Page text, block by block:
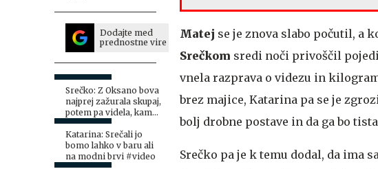
Dodajte med
prednostne vire
Srečko: Z Oksano bova
najprej zažurala skupaj,
potem pa videla, kam
stvari peljejo naprej
#video
Katarina: Srečali jo
bomo lahko v baru ali
na modni brvi #video
Matej se je znova slabo počutil, a
Srečkom sredi noči privoščil
vnela razprava o videzu in
brez majice, Katarina pa se je
bolj drobne postave in da ga bo
Srečko pa je k temu dodal, da ima